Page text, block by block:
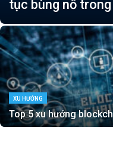
tục bùng nổ
XU HƯỚNG
Top 5 xu hướng